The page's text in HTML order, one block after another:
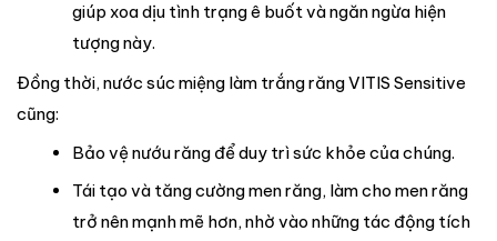
giúp xoa dịu tình trạng ê buốt và ngăn ngừa hiện
tượng này.
Đồng thời, nước súc miệng làm trắng răng VITIS Sensitive
cũng:
Bảo vệ nướu răng để duy trì sức khỏe của chúng.
Tái tạo và tăng cường men răng, làm cho men răng
trở nên mạnh mẽ hơn, nhờ vào những tác động tích